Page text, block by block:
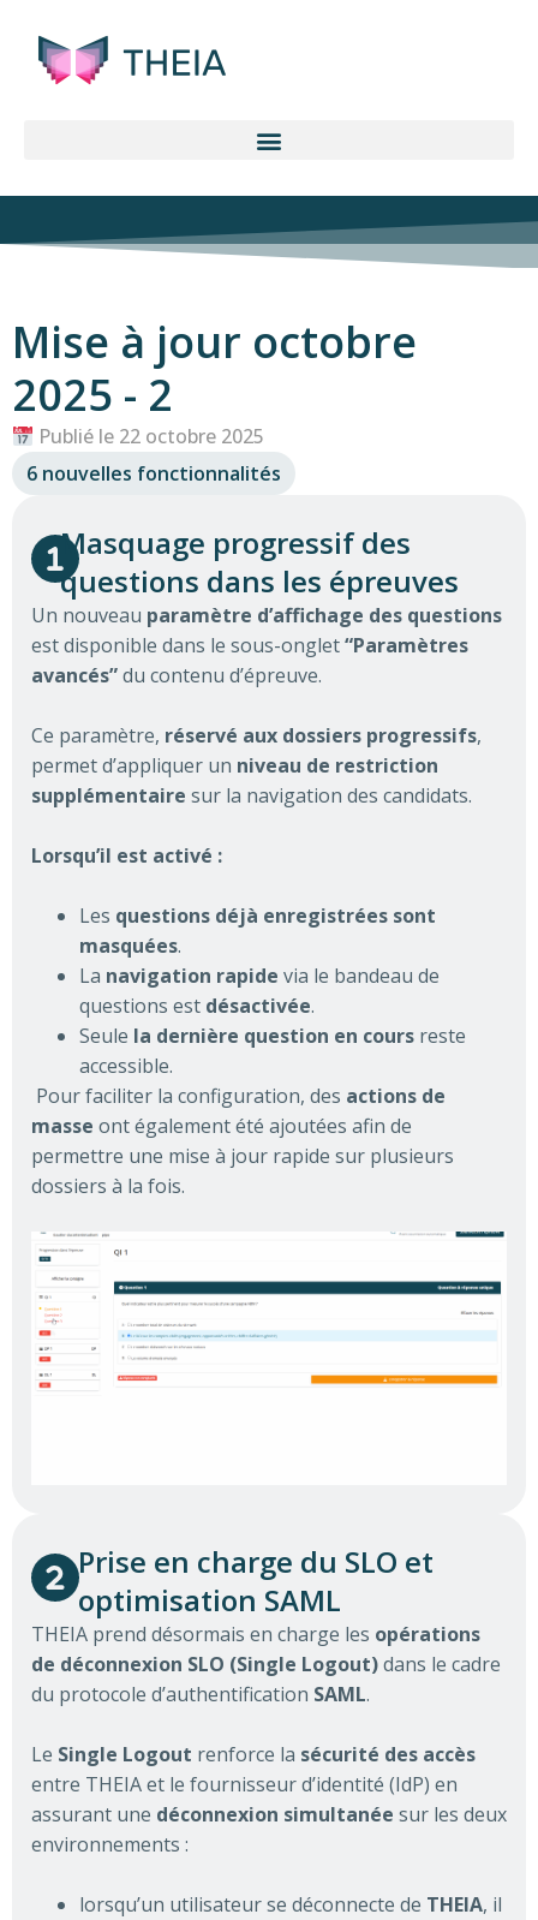
Mise à jour octobre
2025 - 2
Publié le 22 octobre 2025
6 nouvelles fonctionnalités
Masquage progressif des
questions dans les épreuves
Un nouveau paramètre d’affichage des questions
est disponible dans le sous-onglet“Paramètres
avancés”du contenu d’épreuve.
Ce paramètre, réservé aux dossiers progressifs,
permet d’appliquer un niveau de restriction
supplémentaire sur la navigation des candidats.
Lorsqu’il est activé :
Les questions déjà enregistrées sont
masquées.
La navigation rapide via le bandeau de
questions est désactivée.
Seule la dernière question en cours reste
accessible.
Pour faciliter la configuration, des actions de
masse ont également été ajoutées afin de
permettre une mise à jour rapide sur plusieurs
dossiers à la fois.
Prise en charge du SLO et
optimisation SAML
THEIA prend désormais en charge les opérations
de déconnexion SLO (Single Logout)dans le cadre
du protocole d’authentification SAML.
Le Single Logout renforce la sécurité des accès
entre THEIA et le fournisseur d’identité (IdP) en
assurant une déconnexion simultanée sur les deux
environnements :
lorsqu’un utilisateur se déconnecte de THEIA, il